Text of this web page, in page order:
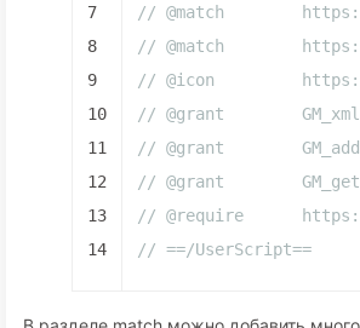
7
8
9
10
11
12
13
14
// @match
// @match
// @icon         https://
// @grant
// @grant
// @grant
// @require
// ==/UserScript==